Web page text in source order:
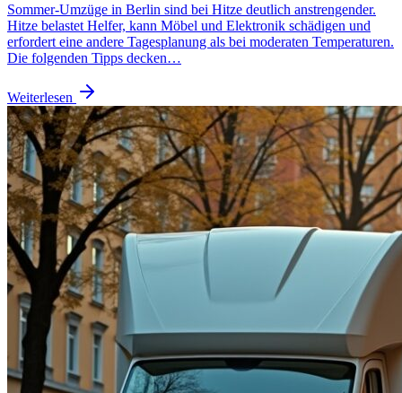
Sommer-Umzüge in Berlin sind bei Hitze deutlich anstrengender.
Hitze belastet Helfer, kann Möbel und Elektronik schädigen und
erfordert eine andere Tagesplanung als bei moderaten Temperaturen.
Die folgenden Tipps decken…
Weiterlesen